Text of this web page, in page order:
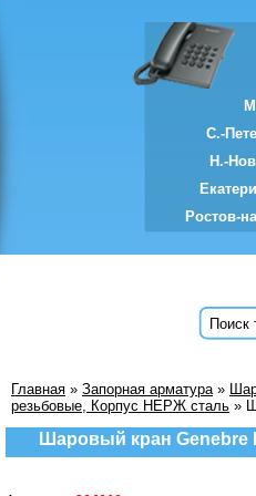
С.-
Н.-
Ростов-
Главная » Запорная арматура»
резьбовые, Корпус НЕРЖ сталь »
Шаровый кран Genebre